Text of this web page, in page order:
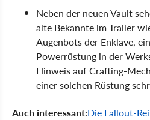
Neben der neuen Vault
alte Bekannte im Trailer
Augenbots der Enklave,
Powerrüstung in der
Hinweis auf Crafting-
einer solchen Rüstung
Auch interessant:Die Fallout-